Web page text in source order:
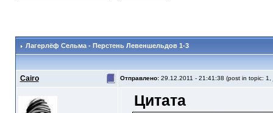
Лагерлёф Сельма - Перстень Левеншельдов 1-3
Cairo Отправлено: 29.12.2011 - 21:41:38 (post in topic: 1,
Цитата